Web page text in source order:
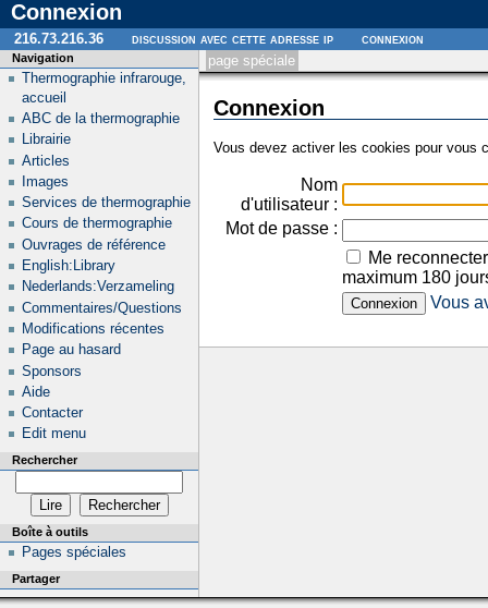
Connexion
page spéciale
Connexion
Vous devez activer les cookies pour vous
Nom
d'utilisateur :
Mot de passe :
Me
maximum 180
Vous
Navigation
Thermographie infrarouge,
accueil
ABC de la thermographie
Librairie
Articles
Images
Services de thermographie
Cours de thermographie
Ouvrages de référence
English:Library
Nederlands:Verzameling
Commentaires/Questions
Modifications récentes
Page au hasard
Sponsors
Aide
Contacter
Edit menu
Rechercher
Boîte à outils
Pages spéciales
Partager
216.73.216.36 discussion avec cette adresse ip connexion